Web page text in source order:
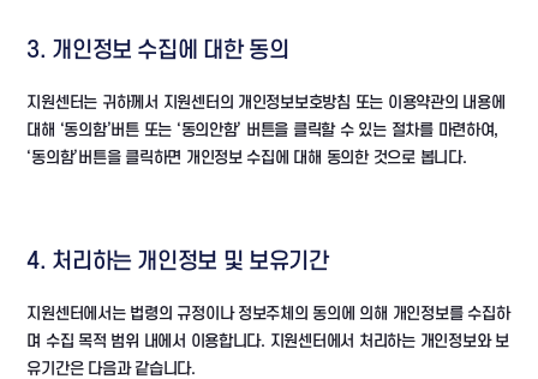
3. 개인정보 수집에 대한 동의
지원센터는 귀하께서 지원센터의 개인정보보호방침 또는 이용약관의 내용에
대해 ‘동의함’버튼 또는 ‘동의안함’ 버튼을 클릭할 수 있는 절차를 마련하여,
‘동의함’버튼을 클릭하면 개인정보 수집에 대해 동의한 것으로 봅니다.
4. 처리하는 개인정보 및 보유기간
지원센터에서는 법령의 규정이나 정보주체의 동의에 의해 개인정보를 수집하
며 수집 목적 범위 내에서 이용합니다. 지원센터에서 처리하는 개인정보와 보
유기간은 다음과 같습니다.